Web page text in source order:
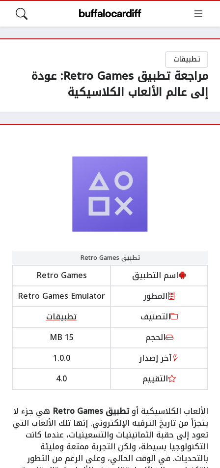
تطبيقات
مراجعة تطبيق Retro Games: عودة
إلى عالم الألعاب الكلاسيكية
تطبيق Retro Games
اسم التطبيق
Retro Games
المطور
Retro Games Emulator
التصنيف
تطبيقات
الحجم
15 MB
آخر إصدار
1.0.0
التقييم
4.0
الألعاب الكلاسيكية أوتطبيق Retro Games هي جزء لا
يتجزأ من تاريخ الترفيه الإلكتروني. إنها تلك الألعاب التي
تعود إلى حقبة الثمانينيات والتسعينيات، عندما كانت
التكنولوجيا بسيطة، ولكن التجربة ممتعة ومليئة
بالتحديات. في الوقت الحالي، وعلى الرغم من التطور